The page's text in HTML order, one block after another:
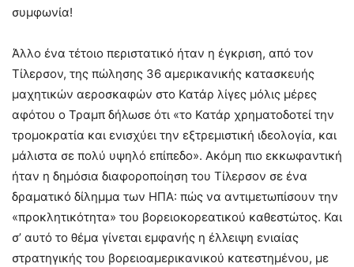
συμφωνία!
Άλλο ένα τέτοιο περιστατικό ήταν η έγκριση, από τον
Τίλερσον, της πώλησης 36 αμερικανικής κατασκευής
μαχητικών αεροσκαφών στο Κατάρ λίγες μόλις μέρες
αφότου ο Τραμπ δήλωσε ότι «το Κατάρ χρηματοδοτεί την
τρομοκρατία και ενισχύει την εξτρεμιστική ιδεολογία, και
μάλιστα σε πολύ υψηλό επίπεδο». Ακόμη πιο εκκωφαντική
ήταν η δημόσια διαφοροποίηση του Τίλερσον σε ένα
δραματικό δίλημμα των ΗΠΑ: πώς να αντιμετωπίσουν την
«προκλητικότητα» του βορειοκορεατικού καθεστώτος. Και
σ’ αυτό το θέμα γίνεται εμφανής η έλλειψη ενιαίας
στρατηγικής του βορειοαμερικανικού κατεστημένου, με